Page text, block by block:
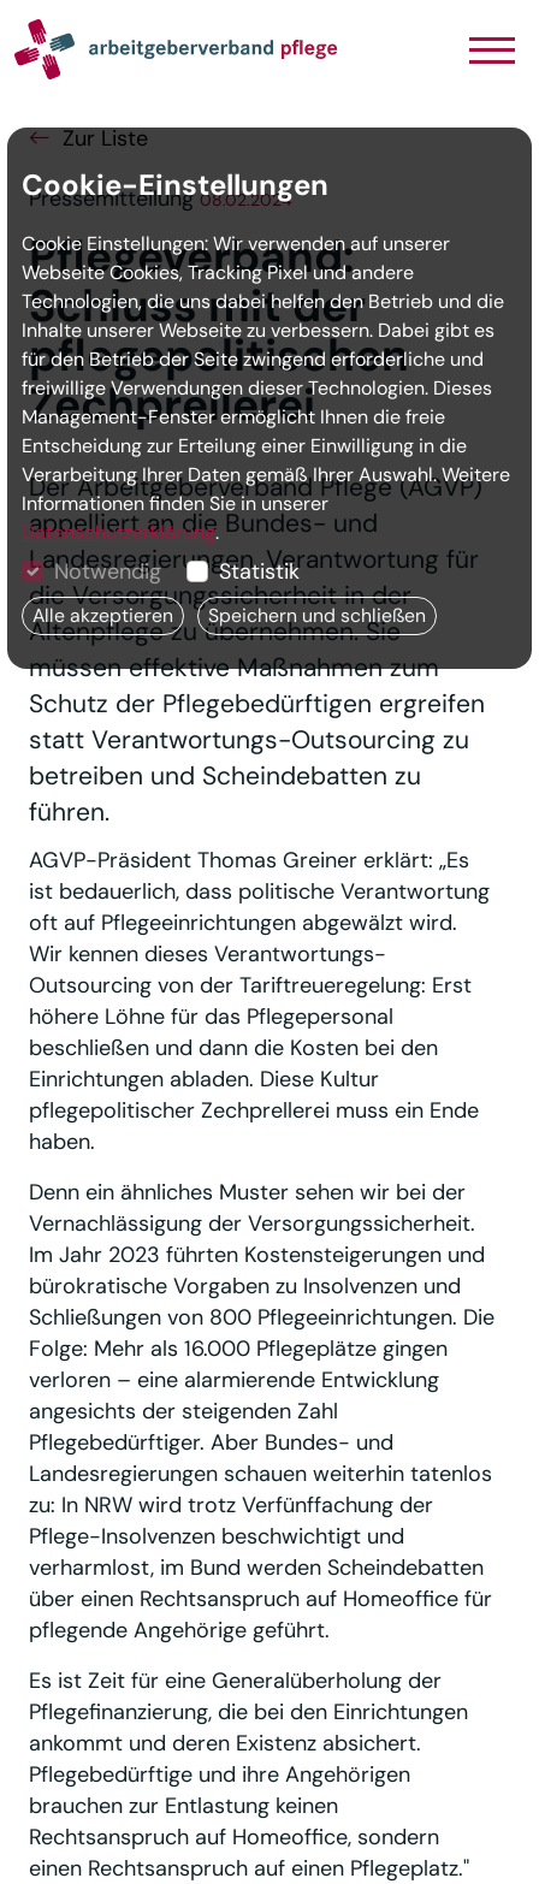
Navigation
Inhalt
Seitenabschluss
Zur Liste
Pressemitteilung 08.02.2024
Pflegeverband:
Schluss mit der
pflegepolitischen
Zechprellerei
Der Arbeitgeberverband Pflege (AGVP)
appelliert an die Bundes- und
Landesregierungen, Verantwortung für
die Versorgungssicherheit in der
Altenpflege zu übernehmen. Sie
müssen effektive Maßnahmen zum
Schutz der Pflegebedürftigen ergreifen
statt Verantwortungs-Outsourcing zu
betreiben und Scheindebatten zu
führen.
AGVP-Präsident Thomas Greiner erklärt: „Es
ist bedauerlich, dass politische Verantwortung
oft auf Pflegeeinrichtungen abgewälzt wird.
Wir kennen dieses Verantwortungs-
Outsourcing von der Tariftreueregelung: Erst
höhere Löhne für das Pflegepersonal
beschließen und dann die Kosten bei den
Einrichtungen abladen. Diese Kultur
pflegepolitischer Zechprellerei muss ein Ende
haben.
Denn ein ähnliches Muster sehen wir bei der
Vernachlässigung der Versorgungssicherheit.
Im Jahr 2023 führten Kostensteigerungen und
bürokratische Vorgaben zu Insolvenzen und
Schließungen von 800 Pflegeeinrichtungen. Die
Folge: Mehr als 16.000 Pflegeplätze gingen
verloren – eine alarmierende Entwicklung
angesichts der steigenden Zahl
Pflegebedürftiger. Aber Bundes- und
Landesregierungen schauen weiterhin tatenlos
zu: In NRW wird trotz Verfünffachung der
Pflege-Insolvenzen beschwichtigt und
verharmlost, im Bund werden Scheindebatten
über einen Rechtsanspruch auf Homeoffice für
pflegende Angehörige geführt.
Es ist Zeit für eine Generalüberholung der
Pflegefinanzierung, die bei den Einrichtungen
ankommt und deren Existenz absichert.
Pflegebedürftige und ihre Angehörigen
brauchen zur Entlastung keinen
Rechtsanspruch auf Homeoffice, sondern
einen Rechtsanspruch auf einen Pflegeplatz."
Cookie-Einstellungen
Cookie Einstellungen: Wir verwenden auf unserer
Webseite Cookies, Tracking Pixel und andere
Technologien, die uns dabei helfen den Betrieb und die
Inhalte unserer Webseite zu verbessern. Dabei gibt es
für den Betrieb der Seite zwingend erforderliche und
freiwillige Verwendungen dieser Technologien. Dieses
Management-Fenster ermöglicht Ihnen die freie
Entscheidung zur Erteilung einer Einwilligung in die
Verarbeitung Ihrer Daten gemäß Ihrer Auswahl. Weitere
Informationen finden Sie in unserer
Datenschutzerklärung.
Notwendig Statistik
Alle akzeptieren Speichern und schließen